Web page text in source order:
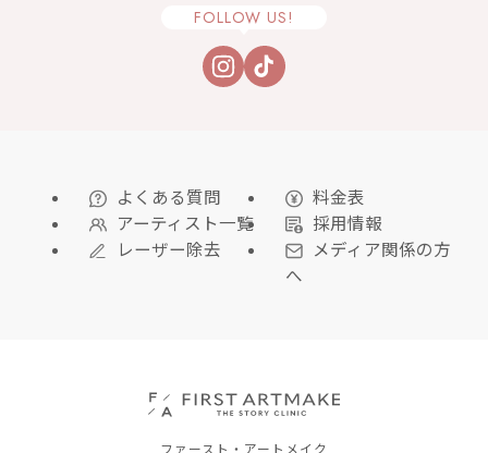
FOLLOW US!
よくある質問
料金表
アーティスト一覧
採用情報
レーザー除去
メディア関係の方
へ
ファースト・アートメイク